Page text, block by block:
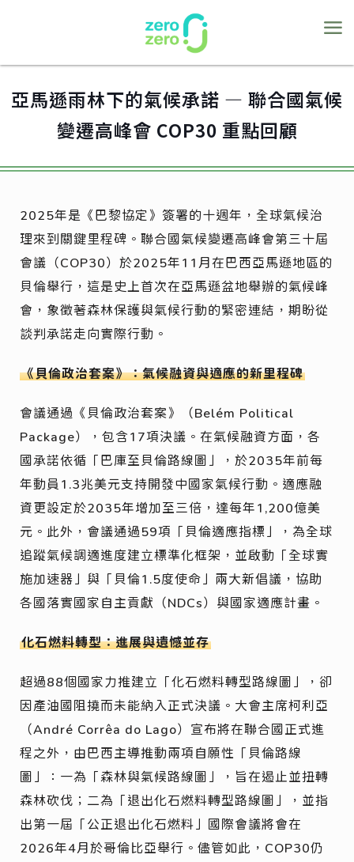
亞馬遜雨林下的氣候承諾 — 聯合國氣候
變遷高峰會 COP30 重點回顧
2025年是《巴黎協定》簽署的十週年，全球氣候治
理來到關鍵里程碑。聯合國氣候變遷高峰會第三十屆
會議（COP30）於2025年11月在巴西亞馬遜地區的
貝倫舉行，這是史上首次在亞馬遜盆地舉辦的氣候峰
會，象徵著森林保護與氣候行動的緊密連結，期盼從
談判承諾走向實際行動。
《貝倫政治套案》：氣候融資與適應的新里程碑
會議通過《貝倫政治套案》（Belém Political
Package），包含17項決議。在氣候融資方面，各
國承諾依循「巴庫至貝倫路線圖」，於2035年前每
年動員1.3兆美元支持開發中國家氣候行動。適應融
資更設定於2035年增加至三倍，達每年1,200億美
元。此外，會議通過59項「貝倫適應指標」，為全球
追蹤氣候調適進度建立標準化框架，並啟動「全球實
施加速器」與「貝倫1.5度使命」兩大新倡議，協助
各國落實國家自主貢獻（NDCs）與國家適應計畫。
化石燃料轉型：進展與遺憾並存
超過88個國家力推建立「化石燃料轉型路線圖」，卻
因產油國阻撓而未能納入正式決議。大會主席柯利亞
（André Corrêa do Lago）宣布將在聯合國正式進
程之外，由巴西主導推動兩項自願性「貝倫路線
圖」：一為「森林與氣候路線圖」，旨在遏止並扭轉
森林砍伐；二為「退出化石燃料轉型路線圖」，並指
出第一屆「公正退出化石燃料」國際會議將會在
2026年4月於哥倫比亞舉行。儘管如此，COP30仍